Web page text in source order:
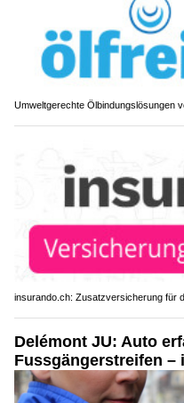
Umweltgerechte Ölbindungslösungen
insurando.ch: Zusatzversicherung für
Delémont JU: Auto
Fussgängerstreifen –